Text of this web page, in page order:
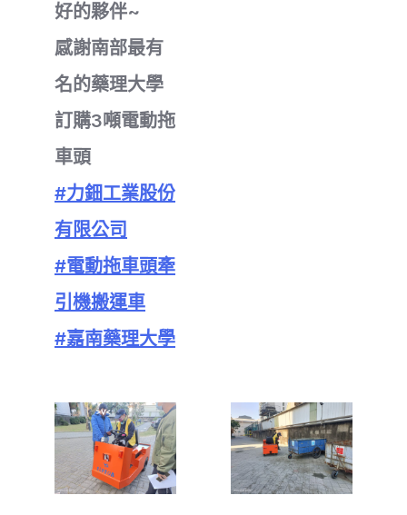
好的夥伴~
感謝南部最有
名的藥理大學
訂購3噸電動拖
車頭
#力鈿工業股份
有限公司
#電動拖車頭牽
引機搬運車
#嘉南藥理大學